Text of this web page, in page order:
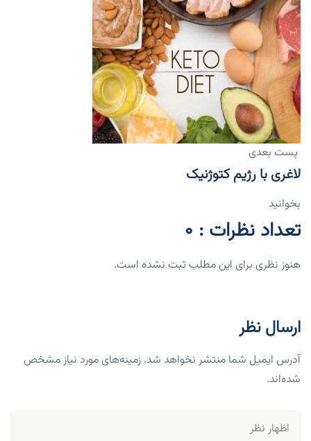
پست بعدی
لاغری با رژیم کتوژنیک
بخوانید
تعداد نظرات : 0
هنوز نظری برای این مطلب ثبت نشده است.
ارسال نظر
آدرس ایمیل شما منتشر نخواهد شد. زمینه‌های مورد نیاز مشخص
شده‌اند.